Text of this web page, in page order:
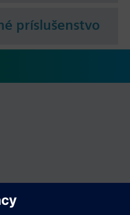
príslušenstvo